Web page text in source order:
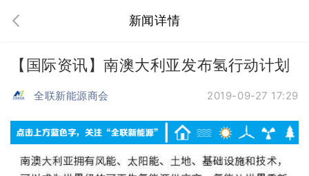
新闻详情
【国际资讯】南澳大利亚发布氢行动计划
全联新能源商会 2019-09-27 17:29